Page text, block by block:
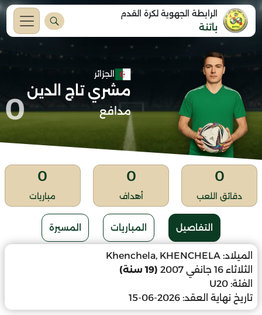
الرابطة الجهوية لكرة القدم
باتنة
الجزائر
مشري تاج الدين
مدافع 0
0
دقائق اللعب
0
أهداف
0
مباريات
التفاصيل المباريات المسيرة
الميلاد: Khenchela, KHENCHELA
الثلاثاء 16 جانفي 2007
(19 سنة)
الفئة: U20
تاريخ نهاية العقد: 2026-06-15